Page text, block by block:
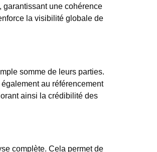
garantissant une cohérence
la visibilité globale de
somme de leurs parties.
au référencement
ainsi la crédibilité des
complète. Cela permet de